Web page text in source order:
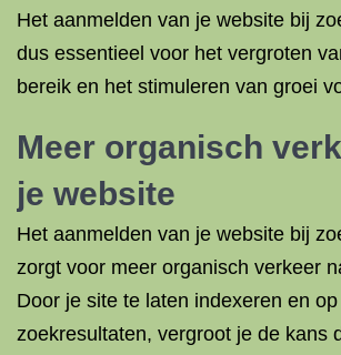
Het aanmelden van je website bij
dus essentieel voor het vergroten
bereik en het stimuleren van groei
Meer organisch
je website
Het aanmelden van je website bij
zorgt voor meer organisch verkeer
Door je site te laten indexeren en
zoekresultaten, vergroot je de kans